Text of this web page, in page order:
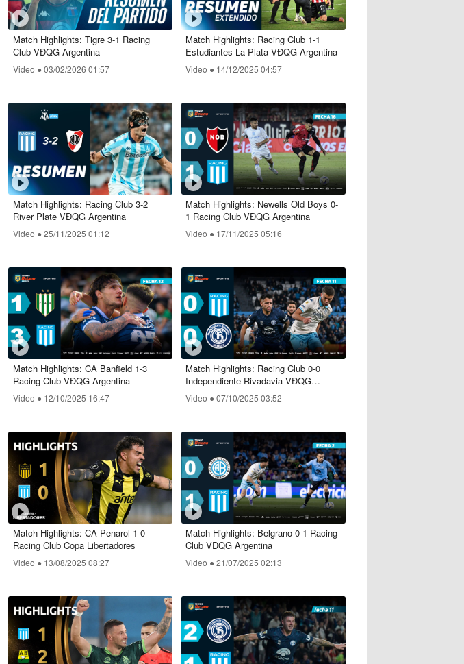
Match Highlights: Tigre 3-1 Racing
Club VĐQG Argentina
Video ●03/02/2026 01:57
Match Highlights: Racing Club 1-1
Estudiantes La Plata VĐQG Argentina
Video ● 14/12/2025 04:57
Match Highlights: Racing Club 3-2
River Plate VĐQG Argentina
Video ●25/11/2025 01:12
Match Highlights: Newells Old Boys 0-
1 Racing Club VĐQG Argentina
Video ● 17/11/2025 05:16
Match Highlights: CA Banfield 1-3
Racing Club VĐQG Argentina
Video ● 12/10/2025 16:47
Match Highlights: Racing Club 0-0
Independiente Rivadavia VĐQG
Argentina
Video ●07/10/2025 03:52
Match Highlights: CA Penarol 1-0
Racing Club Copa Libertadores
Video ● 13/08/2025 08:27
Match Highlights: Belgrano 0-1 Racing
Club VĐQG Argentina
Video ●21/07/2025 02:13